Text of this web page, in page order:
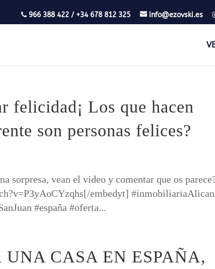
966 388 422 / +34 678 812 325 info@ezovski.es
felicidad¡ Los que hacen
son personas felices?
sorpresa, vean el video y comentar que os
embedyt]
#españa #oferta...
UNA CASA EN ESPAÑA,